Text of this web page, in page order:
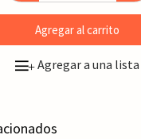
Agregar al carrito
+Agregar a una lista